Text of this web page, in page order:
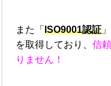
また「ISO9001認証
を取得しており、信
りません！